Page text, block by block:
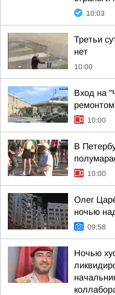
10:03
Третьи
нет
10:00
Вход на
ремонтом
10:00
В
10:00
Олег
ночью
09:58
Ночью